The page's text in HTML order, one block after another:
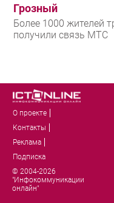
Грозный
Более 1000 жителей
получили связь МТС
О проекте
Контакты
Реклама
Подписка
© 2004-2026
"Инфокоммуникации
онлайн"